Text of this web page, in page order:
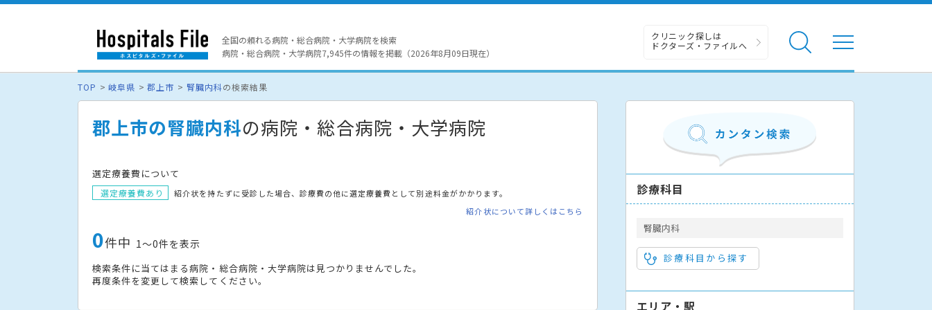
全国の頼れる病院・総合病院・大学病院を検索
病院・総合病院・大学病院7,945件の情報を掲載（2026年8月09日現在）
クリニック探しは
ドクターズ・ファイルへ
TOP 岐阜県 郡上市 腎臓内科の検索結果
郡上市の腎臓内科の病院・総合病院・大学病院
選定療養費について
選定療養費あり
紹介状を持たずに受診した場合、診療費の他に選定療養費として別途料金がかかります。
紹介状について詳しくはこちら
0件中 1〜0件を表示
検索条件に当てはまる病院・総合病院・大学病院は見つかりませんでした。
再度条件を変更して検索してください。
診療科目
腎臓内科
診療科目から探す
エリア・駅